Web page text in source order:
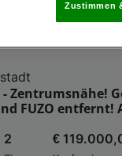
Zentrumsnähe!
FUZO entfernt!
2 €
die sich auf jeder Seite unten
Standortdaten.
auf einem Endgerät.
von Inhalten,
Zustimmen